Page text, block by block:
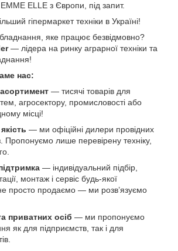
ELLE з Європи, під запит.
гіпермаркет техніки в Україні!
яке працює безвідмовно?
— лідера на ринку аграрної техніки та
нас:
— тисячі товарів для
агросектору, промисловості або
місці!
— ми офіційні дилери провідних
Пропонуємо лише перевірену техніку,
— індивідуальний підбір,
монтаж і сервіс будь-якої
просто продаємо — ми розв’язуємо
приватних осіб — ми пропонуємо
як для підприємств, так і для